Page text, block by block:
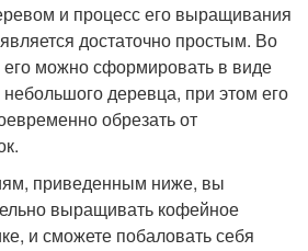
и процесс его выращивания
достаточно простым. Во
можно сформировать в виде
деревца, при этом его
обрезать от
приведенным ниже, вы
выращивать кофейное
и сможете побаловать себя